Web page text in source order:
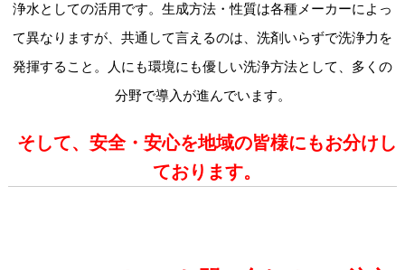
浄水としての活用です。生成方法・性質は各種メーカーによっ
て異なりますが、共通して言えるのは、洗剤いらずで洗浄力を
発揮すること。人にも環境にも優しい洗浄方法として、多くの
分野で導入が進んでいます。
そして、安全・安心を地域の皆様にもお分けし
ております。